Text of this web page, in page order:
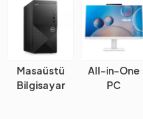
Masaüstü
Bilgisayar
All-in-One
PC